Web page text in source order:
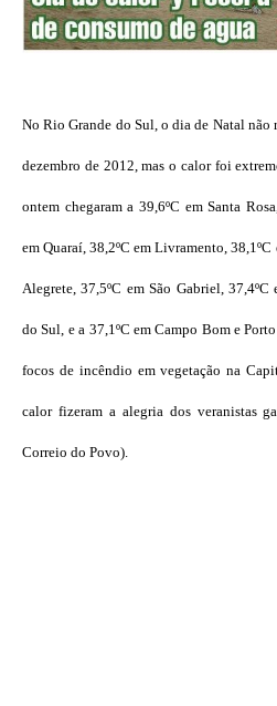
No Rio Grande do Sul, o dia de Natal
dezembro de 2012, mas o calor foi
ontem chegaram a 39,6ºC em Santa
em Quaraí, 38,2ºC em Livramento,
Alegrete, 37,5ºC em São Gabriel,
do Sul, e a 37,1ºC em Campo Bom e
focos de incêndio em vegetação na
calor fizeram a alegria dos veranistas
Correio do Povo).